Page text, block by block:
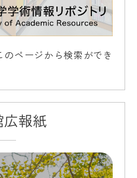
ページから検索ができ
広報紙